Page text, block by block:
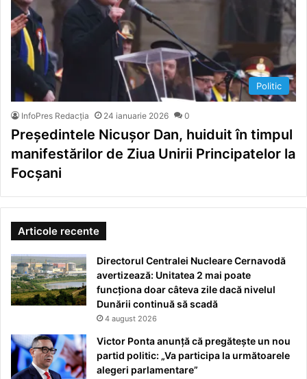
Politic
InfoPres Redacția 24 ianuarie 2026 0
Președintele Nicușor Dan, huiduit în timpul
manifestărilor de Ziua Unirii Principatelor la
Focșani
Articole recente
Directorul Centralei Nucleare Cernavodă
avertizează: Unitatea 2 mai poate
funcționa doar câteva zile dacă nivelul
Dunării continuă să scadă
4 august 2026
Victor Ponta anunță că pregătește un nou
partid politic: „Va participa la următoarele
alegeri parlamentare”